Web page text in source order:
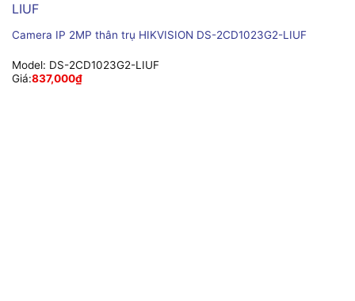
Camera IP 2MP thân trụ HIKVISION DS-2CD1023G2-LIUF
Model: DS-2CD1023G2-LIUF
Giá:837,000₫